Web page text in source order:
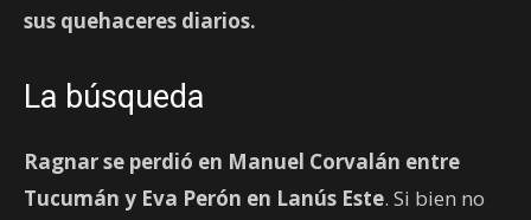
sus quehaceres diarios.
La búsqueda
Ragnar se perdió en Manuel Corvalán entre
Tucumán y Eva Perón en Lanús Este. Si bien no